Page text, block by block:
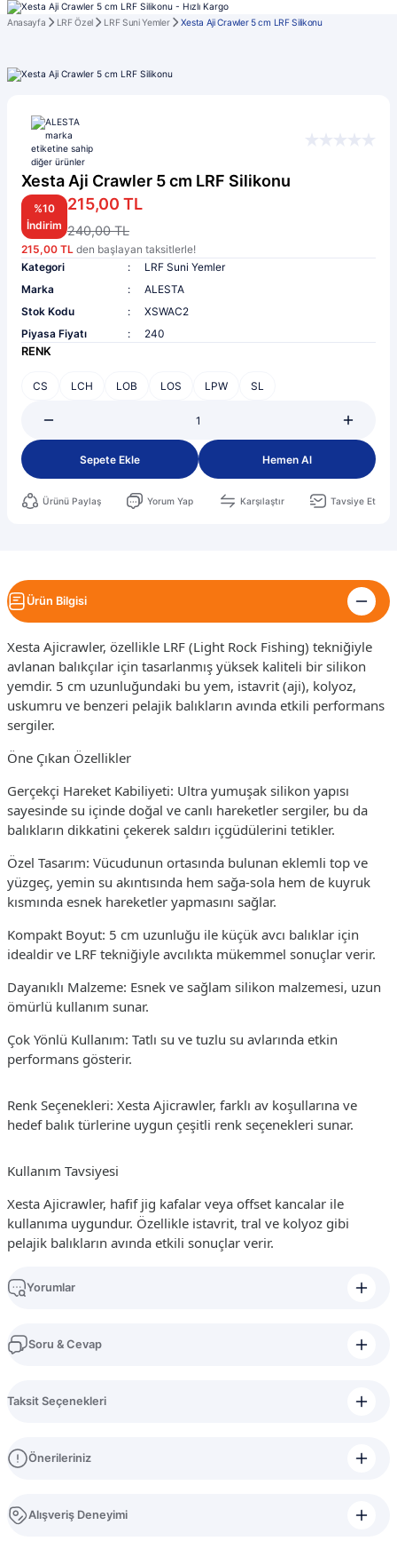
Anasayfa LRF Özel LRF Suni Yemler Xesta Aji Crawler 5 cm LRF Silikonu
Xesta Aji Crawler 5 cm LRF Silikonu
%10
İndirim
215,00 TL
240,00 TL
215,00 TL den başlayan taksitlerle!
Kategori
LRF Suni Yemler
Marka
ALESTA
Stok Kodu
XSWAC2
Piyasa Fiyatı
240
RENK
CS LCH LOB LOS LPW SL
Sepete Ekle Hemen Al
Ürünü Paylaş Yorum Yap Karşılaştır Tavsiye Et
Ürün Bilgisi
Xesta Ajicrawler, özellikle LRF (Light Rock Fishing) tekniğiyle
avlanan balıkçılar için tasarlanmış yüksek kaliteli bir silikon
yemdir. 5 cm uzunluğundaki bu yem, istavrit (aji), kolyoz,
uskumru ve benzeri pelajik balıkların avında etkili performans
sergiler.
Öne Çıkan Özellikler
Gerçekçi Hareket Kabiliyeti: Ultra yumuşak silikon yapısı
sayesinde su içinde doğal ve canlı hareketler sergiler, bu da
balıkların dikkatini çekerek saldırı içgüdülerini tetikler.
Özel Tasarım: Vücudunun ortasında bulunan eklemli top ve
yüzgeç, yemin su akıntısında hem sağa-sola hem de kuyruk
kısmında esnek hareketler yapmasını sağlar.
Kompakt Boyut: 5 cm uzunluğu ile küçük avcı balıklar için
idealdir ve LRF tekniğiyle avcılıkta mükemmel sonuçlar verir.
Dayanıklı Malzeme: Esnek ve sağlam silikon malzemesi, uzun
ömürlü kullanım sunar.
Çok Yönlü Kullanım: Tatlı su ve tuzlu su avlarında etkin
performans gösterir.
Renk Seçenekleri: Xesta Ajicrawler, farklı av koşullarına ve
hedef balık türlerine uygun çeşitli renk seçenekleri sunar.
Kullanım Tavsiyesi
Xesta Ajicrawler, hafif jig kafalar veya offset kancalar ile
kullanıma uygundur. Özellikle istavrit, tral ve kolyoz gibi
pelajik balıkların avında etkili sonuçlar verir.
Yorumlar
Soru & Cevap
Taksit Seçenekleri
Önerileriniz
yetersiz gördüğünüz noktaları öneri formunu kullanarak tarafımıza
Alışveriş Deneyimi